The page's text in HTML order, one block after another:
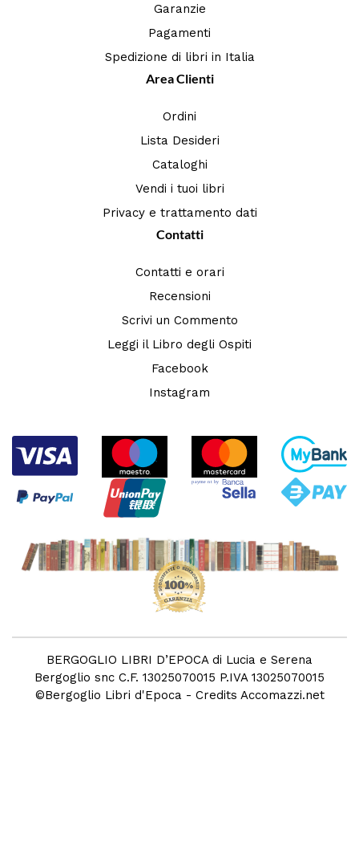
Garanzie
Pagamenti
Spedizione di libri in Italia
Area Clienti
Ordini
Lista Desideri
Cataloghi
Vendi i tuoi libri
Privacy e trattamento dati
Contatti
Contatti e orari
Recensioni
Scrivi un Commento
Leggi il Libro degli Ospiti
Facebook
Instagram
BERGOGLIO LIBRI D’EPOCA di Lucia e Serena
Bergoglio snc C.F. 13025070015 P.IVA 13025070015
©Bergoglio Libri d'Epoca - Credits Accomazzi.net